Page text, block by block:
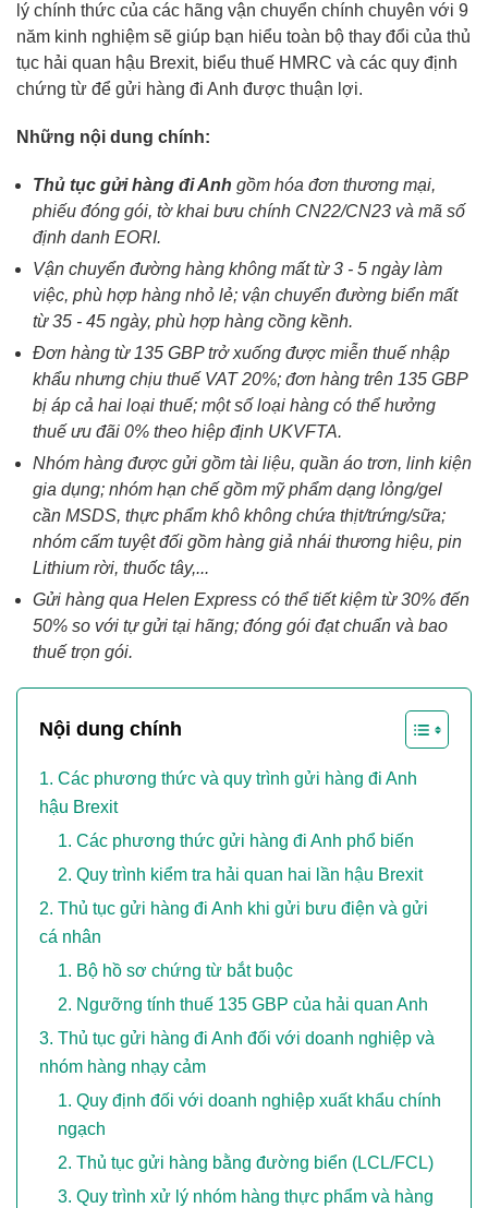
lý chính thức của các hãng vận chuyển chính chuyên với 9
năm kinh nghiệm sẽ giúp bạn hiểu toàn bộ thay đổi của thủ
tục hải quan hậu Brexit, biểu thuế HMRC và các quy định
chứng từ để gửi hàng đi Anh được thuận lợi.
Những nội dung chính:
Thủ tục gửi hàng đi Anh gồm hóa đơn thương mại,
phiếu đóng gói, tờ khai bưu chính CN22/CN23 và mã số
định danh EORI.
Vận chuyển đường hàng không mất từ 3 - 5 ngày làm
việc, phù hợp hàng nhỏ lẻ; vận chuyển đường biển mất
từ 35 - 45 ngày, phù hợp hàng cồng kềnh.
Đơn hàng từ 135 GBP trở xuống được miễn thuế nhập
khẩu nhưng chịu thuế VAT 20%; đơn hàng trên 135 GBP
bị áp cả hai loại thuế; một số loại hàng có thể hưởng
thuế ưu đãi 0% theo hiệp định UKVFTA.
Nhóm hàng được gửi gồm tài liệu, quần áo trơn, linh kiện
gia dụng; nhóm hạn chế gồm mỹ phẩm dạng lỏng/gel
cần MSDS, thực phẩm khô không chứa thịt/trứng/sữa;
nhóm cấm tuyệt đối gồm hàng giả nhái thương hiệu, pin
Lithium rời, thuốc tây,...
Gửi hàng qua Helen Express có thể tiết kiệm từ 30% đến
50% so với tự gửi tại hãng; đóng gói đạt chuẩn và bao
thuế trọn gói.
Nội dung chính
Các phương thức và quy trình gửi hàng đi Anh
hậu Brexit
Các phương thức gửi hàng đi Anh phổ biến
Quy trình kiểm tra hải quan hai lần hậu Brexit
Thủ tục gửi hàng đi Anh khi gửi bưu điện và gửi
cá nhân
Bộ hồ sơ chứng từ bắt buộc
Ngưỡng tính thuế 135 GBP của hải quan Anh
Thủ tục gửi hàng đi Anh đối với doanh nghiệp và
nhóm hàng nhạy cảm
Quy định đối với doanh nghiệp xuất khẩu chính
ngạch
Thủ tục gửi hàng bằng đường biển (LCL/FCL)
Quy trình xử lý nhóm hàng thực phẩm và hàng